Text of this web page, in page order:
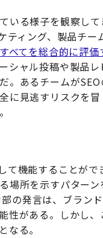
いる様子を観察し
ティング、製品チ
べてを総合的に評価
シャル投稿や製品
。あるチームが
に見逃すリスクを
て機能することが
所を示すパターン
発言は、ブランド
性がある。しかし
なる。